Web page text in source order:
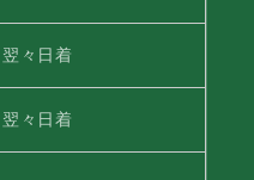
翌々日着
翌々日着